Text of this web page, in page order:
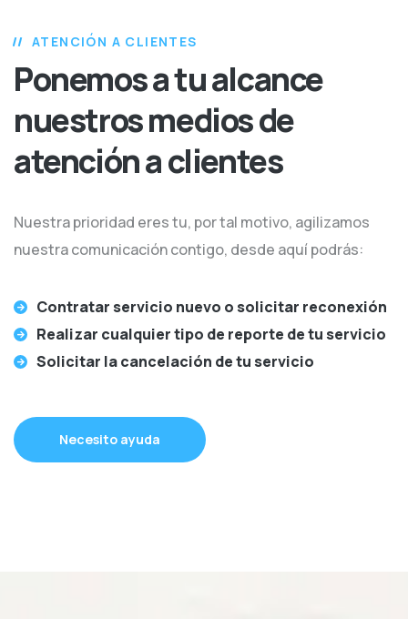
ATENCIÓN A CLIENTES
Ponemos a tu alcance
nuestros medios de
atención a clientes
Nuestra prioridad eres tu, por tal motivo, agilizamos
nuestra comunicación contigo, desde aquí podrás:
Contratar servicio nuevo o solicitar reconexión
Realizar cualquier tipo de reporte de tu servicio
Solicitar la cancelación de tu servicio
Necesito ayuda